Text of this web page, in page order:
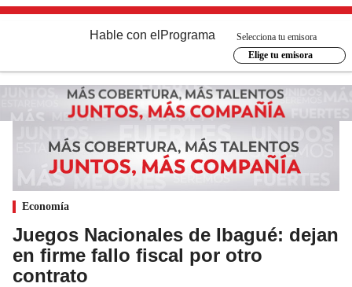
Hable con el Programa
Selecciona tu emisora
Elige tu emisora
Economía
Juegos Nacionales de Ibagué: dejan
en firme fallo fiscal por otro
contrato